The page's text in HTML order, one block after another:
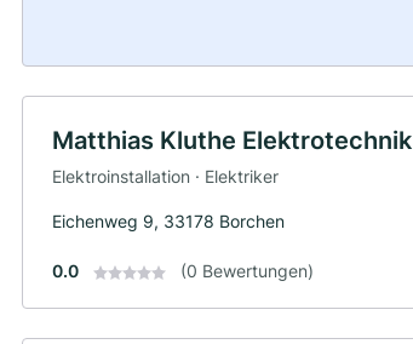
Matthias Kluthe Elektrotechnik
Elektroinstallation · Elektriker
Eichenweg 9, 33178 Borchen
0.0 (0 Bewertungen)